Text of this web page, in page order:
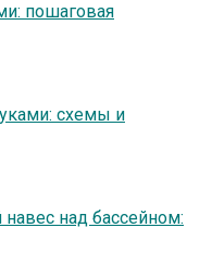
пошаговая
схемы и
над бассейном: